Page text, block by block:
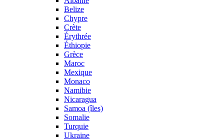
Belize
Chypre
Crète
Érythrée
Éthiopie
Grèce
Maroc
Mexique
Monaco
Namibie
Nicaragua
Samoa (îles)
Somalie
Turquie
Ukraine